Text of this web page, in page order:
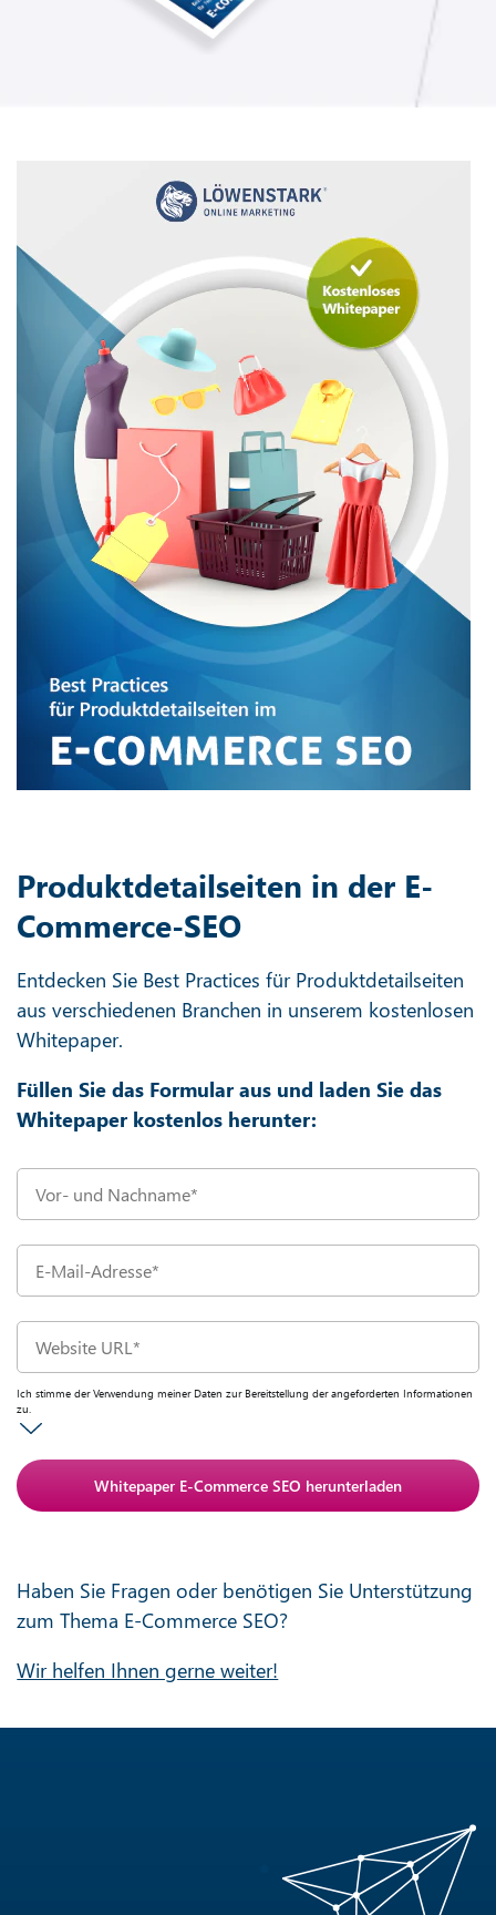
Produktdetailseiten in der E-
Commerce-SEO
Entdecken Sie Best Practices für Produktdetailseiten
aus verschiedenen Branchen in unserem kostenlosen
Whitepaper.
Füllen Sie das Formular aus und laden Sie das
Whitepaper kostenlos herunter:
Ich stimme der Verwendung meiner Daten zur Bereitstellung der angeforderten Informationen
zu.
Haben Sie Fragen oder benötigen Sie Unterstützung
zum Thema E-Commerce SEO?
Wir helfen Ihnen gerne weiter!